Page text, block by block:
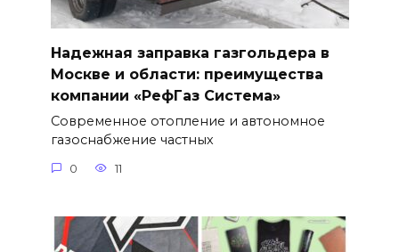
Надежная заправка газгольдера в
Москве и области: преимущества
компании «РефГаз Система»
Современное отопление и автономное
газоснабжение частных
0 11